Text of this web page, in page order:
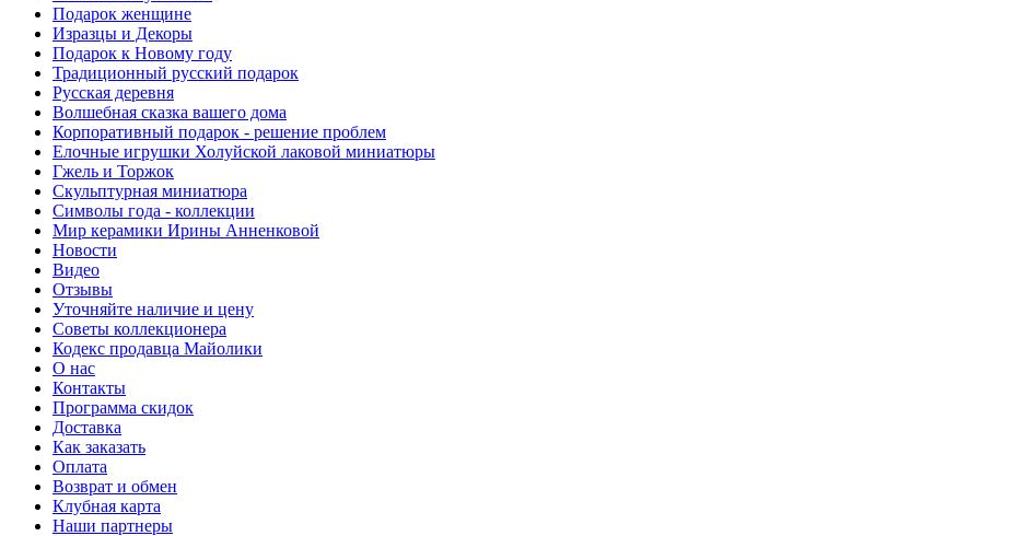
Подарок женщине
Изразцы и Декоры
Подарок к Новому году
Традиционный русский подарок
Русская деревня
Волшебная сказка вашего дома
Корпоративный подарок - решение проблем
Елочные игрушки Холуйской лаковой миниатюры
Гжель и Торжок
Скульптурная миниатюра
Символы года - коллекции
Мир керамики Ирины Анненковой
Новости
Видео
Отзывы
Уточняйте наличие и цену
Советы коллекционера
Кодекс продавца Майолики
О нас
Контакты
Программа скидок
Доставка
Как заказать
Оплата
Возврат и обмен
Клубная карта
Наши партнеры